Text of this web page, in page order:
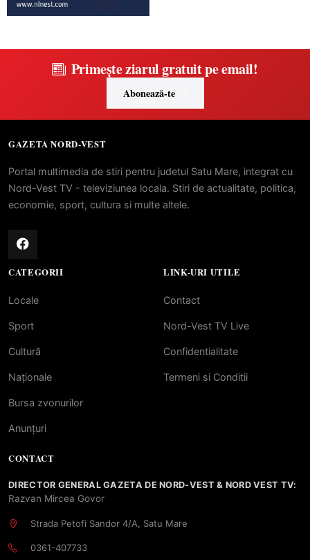
Primește ziarul gratuit pe email!
Abonează-te
GAZETA NORD-VEST
Portal multimedia de stiri pentru judetul Satu Mare, integrat cu
Nord-Vest TV - televiziunea locala. Stiri de actualitate, politica,
economie, sport, cultura si multe altele.
CATEGORII
Locale
Sport
Cultură
Naționale
Bursa zvonurilor
Anunțuri
LINK-URI UTILE
Contact
Nord-Vest TV Live
Confidentialitate
Termeni si Conditii
CONTACT
DIRECTOR GENERAL GAZETA DE NORD-VEST & NORD VEST TV:
Razvan Mircea Govor
Strada Petofi Sandor 4/A, Satu Mare
0361-407733